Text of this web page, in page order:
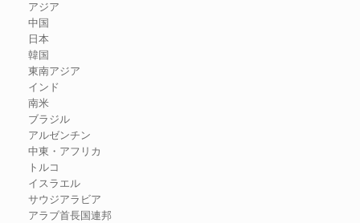
アジア
中国
日本
韓国
東南アジア
インド
南米
ブラジル
アルゼンチン
中東・アフリカ
トルコ
イスラエル
サウジアラビア
アラブ首長国連邦